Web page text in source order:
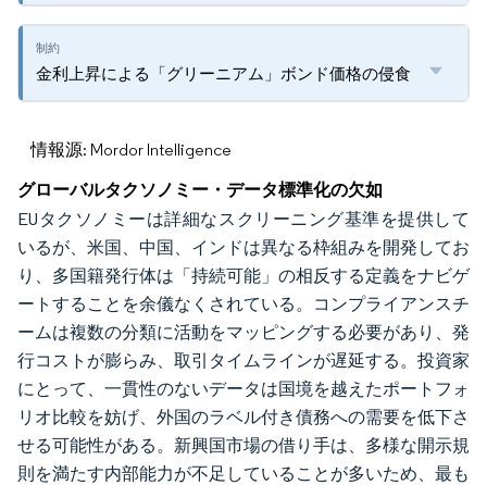
金利上昇による「グリーニアム」ボンド価格の侵食
情報源: Mordor Intelligence
グローバルタクソノミー・データ標準化の欠如
EUタクソノミーは詳細なスクリーニング基準を提供して
いるが、米国、中国、インドは異なる枠組みを開発してお
り、多国籍発行体は「持続可能」の相反する定義をナビゲ
ートすることを余儀なくされている。コンプライアンスチ
ームは複数の分類に活動をマッピングする必要があり、発
行コストが膨らみ、取引タイムラインが遅延する。投資家
にとって、一貫性のないデータは国境を越えたポートフォ
リオ比較を妨げ、外国のラベル付き債務への需要を低下さ
せる可能性がある。新興国市場の借り手は、多様な開示規
則を満たす内部能力が不足していることが多いため、最も